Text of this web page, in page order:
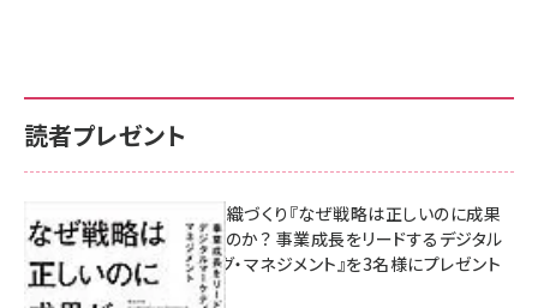
読者プレゼント
成果を生む組織づくり『なぜ戦略は正しいのに成果
があがらないのか？ 事業成長をリードするデジタル
マーケティング・マネジメント』を3名様にプレゼント
8月7日 10:00